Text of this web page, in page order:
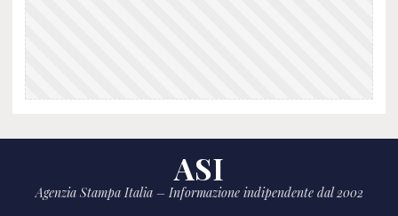
ASI
Agenzia Stampa Italia – Informazione indipendente dal 2002